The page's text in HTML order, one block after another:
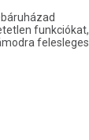
funkciókat,
felesleges